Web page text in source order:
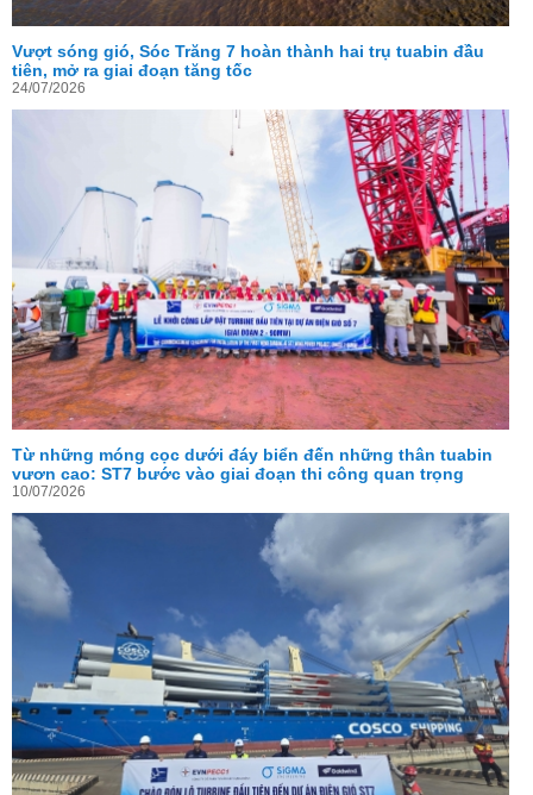
Vượt sóng gió, Sóc Trăng 7 hoàn thành hai trụ tuabin đầu
tiên, mở ra giai đoạn tăng tốc
24/07/2026
Từ những móng cọc dưới đáy biển đến những thân tuabin
vươn cao: ST7 bước vào giai đoạn thi công quan trọng
10/07/2026